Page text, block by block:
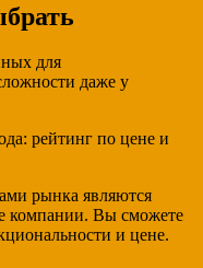
для
даже у
рынка являются
компании. Вы сможете
и цене.